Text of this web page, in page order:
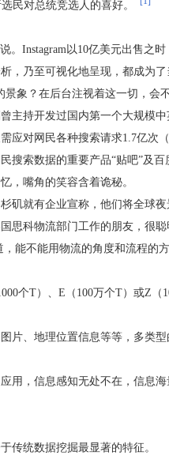
民对总统竞选人的喜好。
。Instagram以10亿美元出售之
，乃至可视化地呈现，都成为
象？在后台注视着这一切，会
持开发过国内第一个大规模中
应对网民各种搜索请求1.7亿
索数据的重要产品“贴吧”及百
，嘴角的笑容含着诡秘。
矶就有企业宣称，他们将全球
思科物流部门工作的朋友，很
能不能用物流的角度和流程的
个T）、E（100万个T）或Z（
片、地理位置信息等等，多类
用，信息感知无处不在，信息
传统数据挖掘最显著的特征。